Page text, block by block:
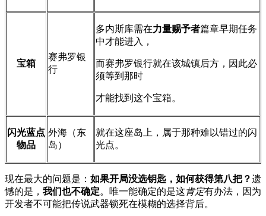
宝箱
赛弗罗银
行
多内斯库需在力量赐予者篇章早期任务
中才能进入，
而赛弗罗银行就在该城镇后方，因此必
须等到那时
才能找到这个宝箱。
闪光蓝点
物品
外海（东
岛）
就在这座岛上，属于那种难以错过的闪
光点。
现在最大的问题是： 如果开局没选钥匙，如何获得第八把？遗
憾的是， 我们也不确定。唯一能确定的是这肯定有办法，因为
开发者不可能把传说武器锁死在模糊的选择背后。